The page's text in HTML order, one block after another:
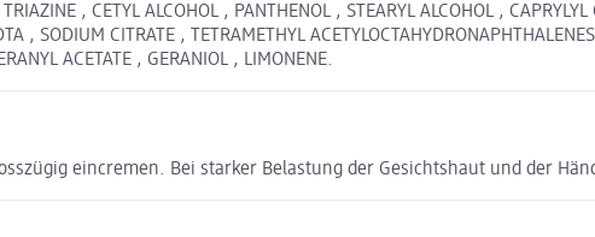
, CETYL ALCOHOL , PANTHENOL , STEARYL ALCOHOL ,
, SODIUM CITRATE , TETRAMETHYL
ACETATE , GERANIOL , LIMONENE.
eincremen. Bei starker Belastung der Gesichtshaut und der